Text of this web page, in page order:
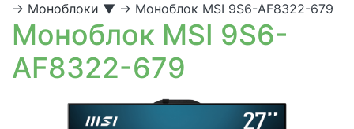
→ Моноблоки ▼ → Моноблок MSI 9S6-AF8322-679
Моноблок MSI 9S6-
AF8322-679